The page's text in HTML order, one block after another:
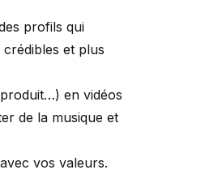
profils qui
et plus
en vidéos
de la musique et
vos valeurs.